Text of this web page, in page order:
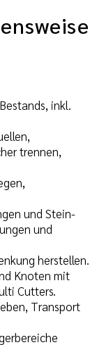
inkl.
trennen,
und Stein-
und
herstellen.
Knoten mit
Cutters.
Transport